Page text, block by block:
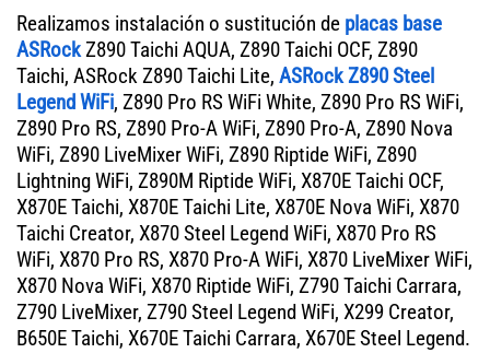
Realizamos instalación o sustitución de placas base
ASRockZ890 Taichi AQUA, Z890 Taichi OCF, Z890
Taichi, ASRock Z890 Taichi Lite, ASRock Z890 Steel
Legend WiFi, Z890 Pro RS WiFi White, Z890 Pro RS WiFi,
Z890 Pro RS, Z890 Pro-A WiFi, Z890 Pro-A, Z890 Nova
WiFi, Z890 LiveMixer WiFi, Z890 Riptide WiFi, Z890
Lightning WiFi, Z890M Riptide WiFi, X870E Taichi OCF,
X870E Taichi, X870E Taichi Lite, X870E Nova WiFi, X870
Taichi Creator, X870 Steel Legend WiFi, X870 Pro RS
WiFi, X870 Pro RS, X870 Pro-A WiFi, X870 LiveMixer WiFi,
X870 Nova WiFi, X870 Riptide WiFi, Z790 Taichi Carrara,
Z790 LiveMixer, Z790 Steel Legend WiFi, X299 Creator,
B650E Taichi, X670E Taichi Carrara, X670E Steel Legend.